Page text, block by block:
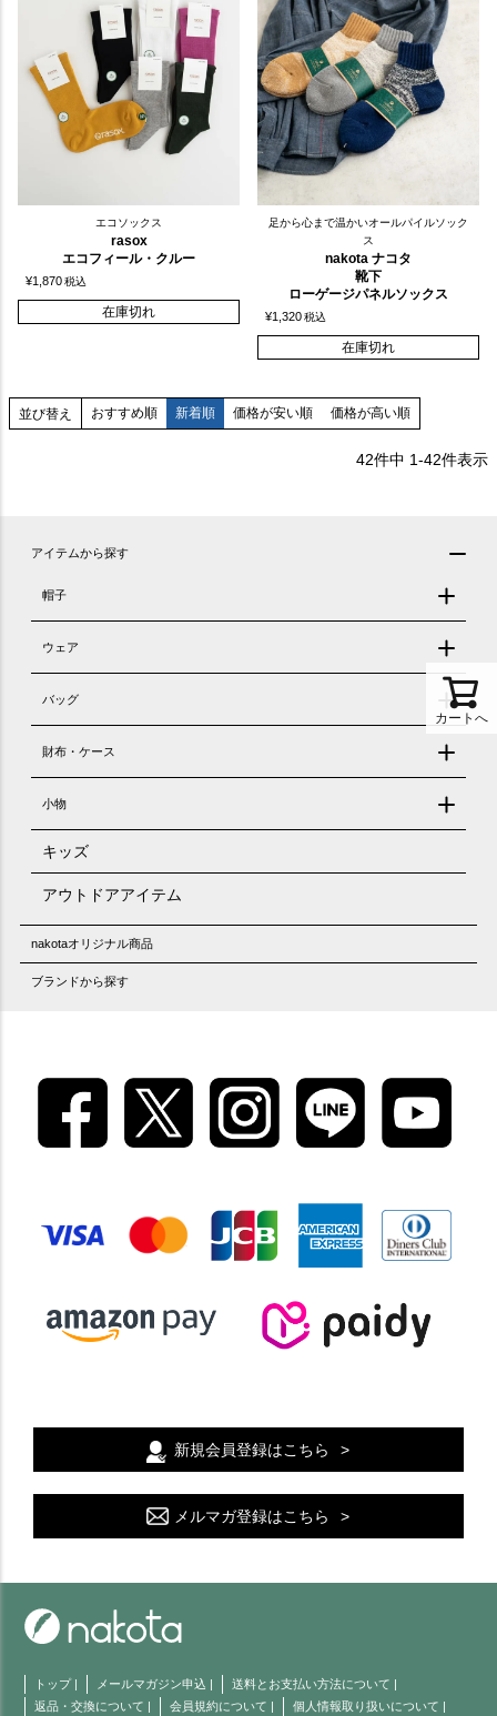
エコソックス
rasox
エコフィール・クルー
¥1,870税込
在庫切れ
足から心まで温かいオールパイルソック
ス
nakota ナコタ
靴下
ローゲージパネルソックス
¥1,320税込
在庫切れ
並び替え おすすめ順 新着順 価格が安い順 価格が高い順
42件中 1-42件表示
カートへ
アイテムから探す
帽子
ウェア
バッグ
財布・ケース
小物
キッズ
アウトドアアイテム
nakotaオリジナル商品
ブランドから探す
新規会員登録はこちら
メルマガ登録はこちら
トップ| メールマガジン申込 | 送料とお支払い方法について |
返品・交換について | 会員規約について | 個人情報取り扱いについて |